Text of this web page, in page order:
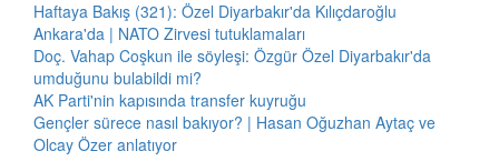
Haftaya Bakış (321): Özel Diyarbakır'da Kılıçdaroğlu
Ankara'da | NATO Zirvesi tutuklamaları
Doç. Vahap Coşkun ile söyleşi: Özgür Özel Diyarbakır'da
umduğunu bulabildi mi?
AK Parti'nin kapısında transfer kuyruğu
Gençler sürece nasıl bakıyor? | Hasan Oğuzhan Aytaç ve
Olcay Özer anlatıyor